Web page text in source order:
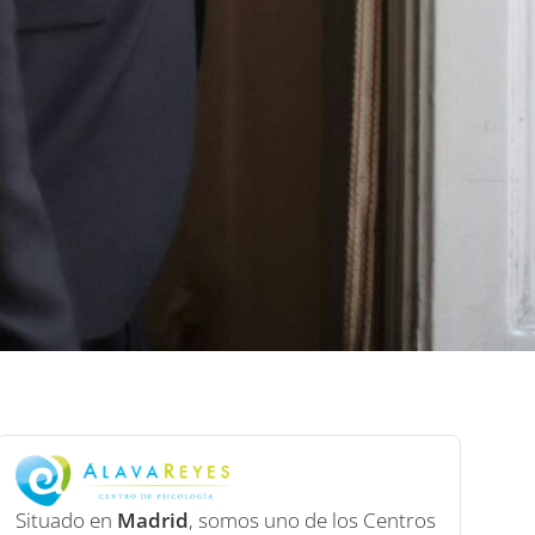
Situado en Madrid, somos uno de los Centros